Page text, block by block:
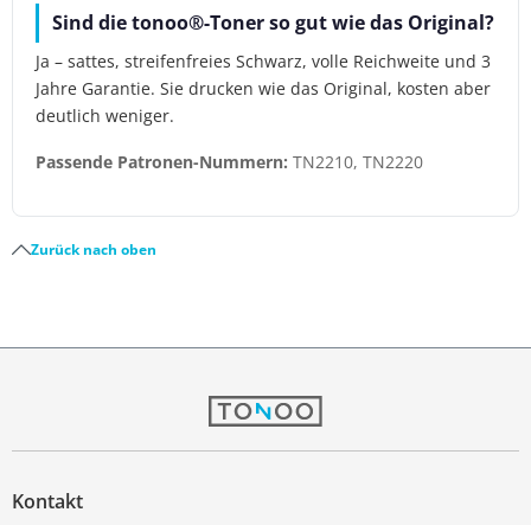
Sind die tonoo®-Toner so gut wie das Original?
Ja – sattes, streifenfreies Schwarz, volle Reichweite und 3
Jahre Garantie. Sie drucken wie das Original, kosten aber
deutlich weniger.
Passende Patronen-Nummern: TN2210, TN2220
Zurück nach oben
Kontakt